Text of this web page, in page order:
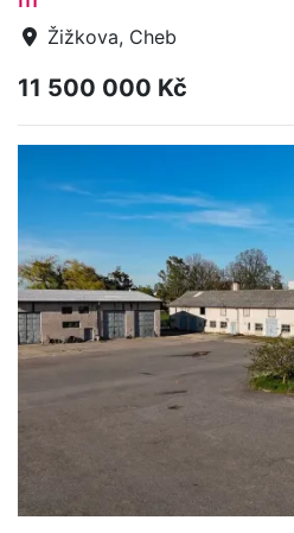
Žižkova, Cheb
11 500 000 Kč